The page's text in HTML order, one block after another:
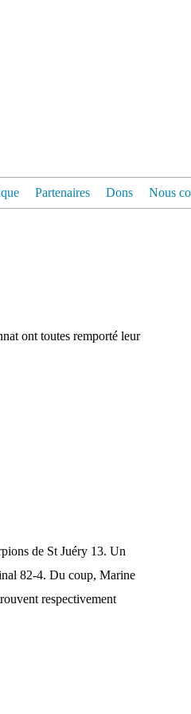
Partenaires Dons Nous
ont toutes remporté leur
de St Juéry 13. Un
82-4. Du coup, Marine
respectivement